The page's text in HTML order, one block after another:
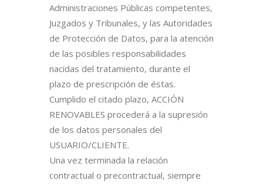
Administraciones Públicas competentes,
Juzgados y Tribunales, y las Autoridades
de Protección de Datos, para la atención
de las posibles responsabilidades
nacidas del tratamiento, durante el
plazo de prescripción de éstas.
Cumplido el citado plazo, ACCIÓN
RENOVABLES procederá a la supresión
de los datos personales del
USUARIO/CLIENTE.
Una vez terminada la relación
contractual o precontractual, siempre